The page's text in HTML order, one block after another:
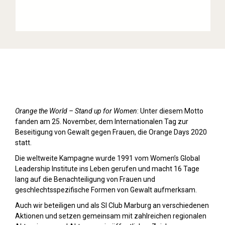
Orange the World – Stand up for Women: Unter diesem Motto
fanden am 25. November, dem Internationalen Tag zur
Beseitigung von Gewalt gegen Frauen, die Orange Days 2020
statt.
Die weltweite Kampagne wurde 1991 vom Women’s Global
Leadership Institute ins Leben gerufen und macht 16 Tage
lang auf die Benachteiligung von Frauen und
geschlechtsspezifische Formen von Gewalt aufmerksam.
Auch wir beteiligen und als SI Club Marburg an verschiedenen
Aktionen und setzen gemeinsam mit zahlreichen regionalen